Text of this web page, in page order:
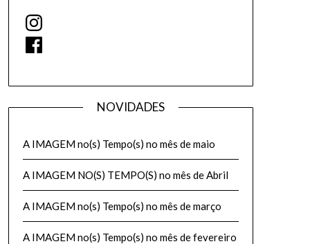
Instagram
Facebook
NOVIDADES
A IMAGEM no(s) Tempo(s) no mês de maio
A IMAGEM NO(S) TEMPO(S) no mês de Abril
A IMAGEM no(s) Tempo(s) no mês de março
A IMAGEM no(s) Tempo(s) no mês de fevereiro